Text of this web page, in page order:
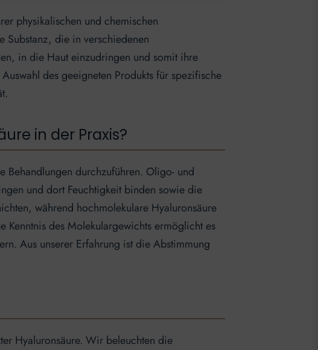
physikalischen und chemischen
Substanz, die in verschiedenen
in die Haut einzudringen und somit ihre
des geeigneten Produkts für spezifische
in der Praxis?
Behandlungen durchzuführen. Oligo- und
und dort Feuchtigkeit binden sowie die
während hochmolekulare Hyaluronsäure
des Molekulargewichts ermöglicht es
Aus unserer Erfahrung ist die Abstimmung
Hyaluronsäure. Wir beleuchten die